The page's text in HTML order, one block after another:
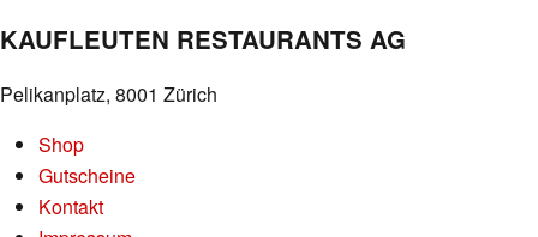
KAUFLEUTEN RESTAURANTS AG
Pelikanplatz, 8001 Zürich
Shop
Gutscheine
Kontakt